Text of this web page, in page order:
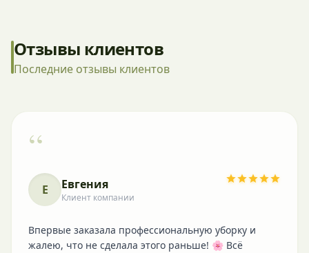
Отзывы клиентов
Последние отзывы клиентов
“
Е Евгения
Клиент компании
Впервые заказала профессиональную уборку и
жалею, что не сделала этого раньше! 🌸 Всё